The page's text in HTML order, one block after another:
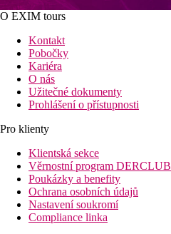
O EXIM tours
Kontakt
Pobočky
Kariéra
O nás
Užitečné dokumenty
Prohlášení o přístupnosti
Pro klienty
Klientská sekce
Věrnostní program DERCLUB
Poukázky a benefity
Ochrana osobních údajů
Nastavení soukromí
Compliance linka